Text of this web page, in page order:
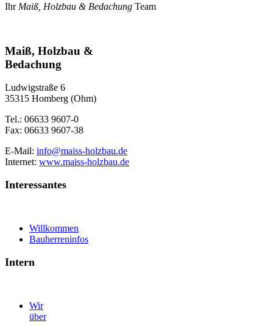
Ihr Maiß, Holzbau & Bedachung Team
Maiß, Holzbau &
Bedachung
Ludwigstraße 6
35315 Homberg (Ohm)
Tel.: 06633 9607-0
Fax: 06633 9607-38
E-Mail: info@maiss-holzbau.de
Internet: www.maiss-holzbau.de
Interessantes
Willkommen
Bauherreninfos
Intern
Wir
über